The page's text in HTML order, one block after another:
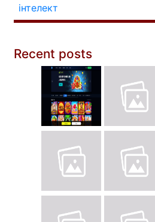
інтелект
Recent posts